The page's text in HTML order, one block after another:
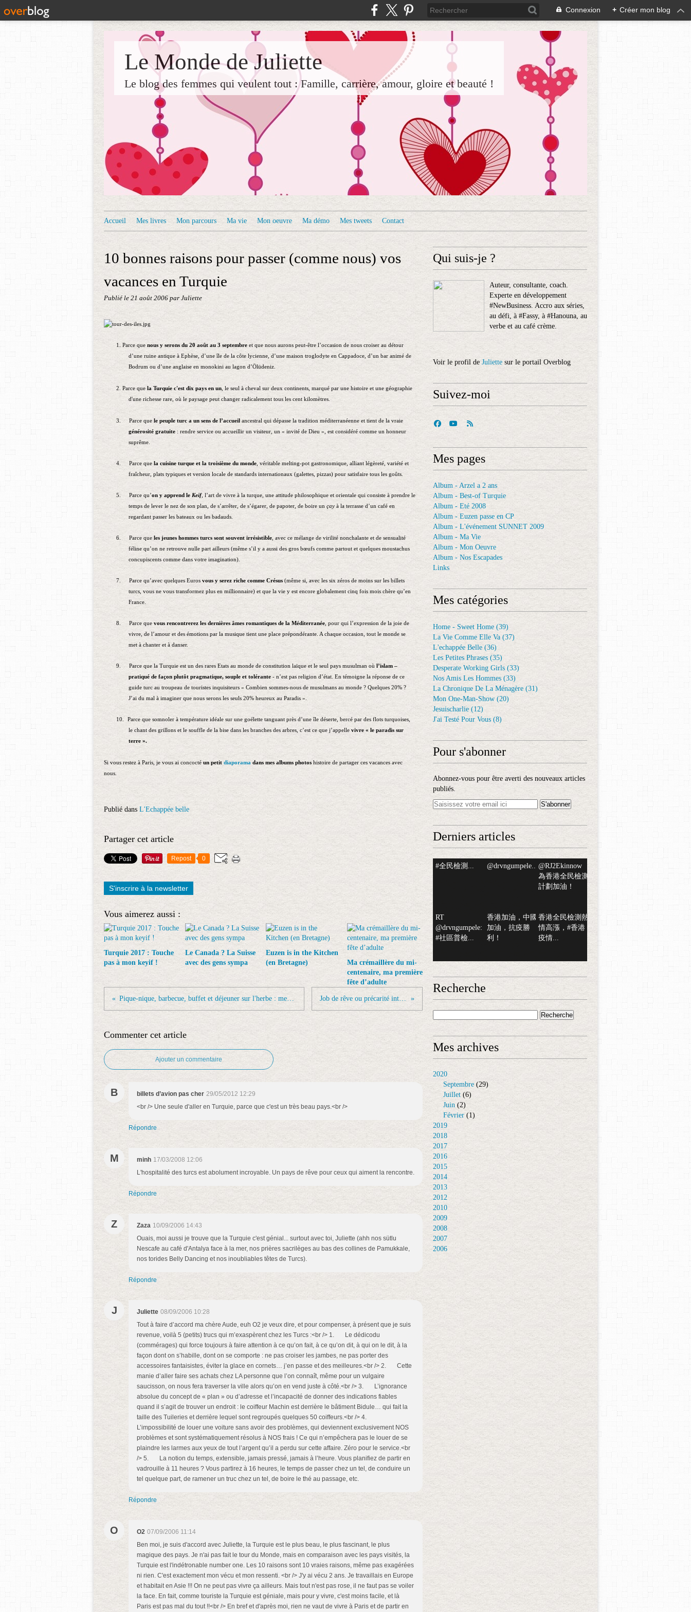
Connexion + Créer mon blog
Le Monde de Juliette
Le blog des femmes qui veulent tout : Famille, carrière, amour, gloire et beauté !
Accueil Mes livres Mon parcours Ma vie Mon oeuvre Ma démo Mes tweets Contact
10 bonnes raisons pour passer (comme nous) vos
vacances en Turquie
Publié le 21 août 2006 par Juliette
1 . Parce que nous y serons du 20 août au 3 septembre et que nous aurons peut-être l’occasion de nous croiser au détour
d’une ruine antique à Ephèse, d’une île de la côte lycienne, d’une maison troglodyte en Cappadoce, d’un bar animé de
Bodrum ou d’une anglaise en monokini au lagon d’Ölüdeniz.
2. Parce que la Turquie c'est dix pays en un , le seul à cheval sur deux continents, marqué par une histoire et une géographie
d'une richesse rare, où le paysage peut changer radicalement tous les cent kilomètres.
3. Parce que le peuple turc a un sens de l’accueil ancestral qui dépasse la tradition méditerranéenne et tient de la vraie
générosité gratuite : rendre service ou accueillir un visiteur, un « invité de Dieu », est considéré comme un honneur
suprême.
4. Parce que la cuisine turque et la troisième du monde , véritable melting-pot gastronomique, alliant légèreté, variété et
fraîcheur, plats typiques et version locale de standards internationaux (galettes, pizzas) pour satisfaire tous les goûts.
5. Parce qu’on y apprend le Keif, l’art de vivre à la turque, une attitude philosophique et orientale qui consiste à prendre le
temps de lever le nez de son plan, de s’arrêter, de s’égarer, de papoter, de boire un çay à la terrasse d’un café en
regardant passer les bateaux ou les badauds.
6. Parce que les jeunes hommes turcs sont souvent irrésistible , avec ce mélange de virilité nonchalante et de sensualité
féline qu’on ne retrouve nulle part ailleurs (même s’il y a aussi des gros bœufs comme partout et quelques moustachus
concupiscents comme dans votre imagination).
7. Parce qu’avec quelques Euros vous y serez riche comme Crésus (même si, avec les six zéros de moins sur les billets
turcs, vous ne vous transformez plus en millionnaire) et que la vie y est encore globalement cinq fois mois chère qu’en
France.
8. Parce que vous rencontrerez les dernières âmes romantiques de la Méditerranée , pour qui l’expression de la joie de
vivre, de l’amour et des émotions par la musique tient une place prépondérante. A chaque occasion, tout le monde se
met à chanter et à danser.
9. Parce que la Turquie est un des rares Etats au monde de constitution laïque et le seul pays musulman où l’islam –
pratiqué de façon plutôt pragmatique, souple et tolérante - n’est pas religion d’état. En témoigne la réponse de ce
guide turc au troupeau de touristes inquisiteurs « Combien sommes-nous de musulmans au monde ? Quelques 20% ?
J’ai du mal à imaginer que nous serons les seuls 20% heureux au Paradis ».
10.
Parce que somnoler à température idéale sur une goélette tanguant près d’une île déserte, bercé par des flots turquoises,
le chant des grillons et le souffle de la bise dans les branches des arbres, c’est ce que j’appelle vivre « le paradis sur
terre ».
Si vous restez à Paris, je vous ai concocté un petit diaporama dans mes albums photos histoire de partager ces vacances avec
nous.
Publié dans L'Echappée belle
Partager cet article
Repost 0
S'inscrire à la newsletter
Vous aimerez aussi :
Turquie 2017 : Touche
pas à mon keyif !
Le Canada ? La Suisse
avec des gens sympa
Euzen is in the Kitchen
(en Bretagne)
Ma crémaillère du mi-
centenaire, ma première
fête d’adulte
Pique-nique, barbecue, buffet et déjeuner sur l'herbe : mes meilleures recettes. Job de rêve ou précarité intellectuelle ?
Commenter cet article
Ajouter un commentaire
B billets d’avion pas cher 29/05/2012 12:29
<br /> Une seule d'aller en Turquie, parce que c'est un très beau pays.<br />
Répondre
M minh 17/03/2008 12:06
L'hospitalité des turcs est abolument incroyable. Un pays de rêve pour ceux qui aiment la rencontre.
Répondre
Z Zaza 10/09/2006 14:43
Ouais, moi aussi je trouve que la Turquie c'est génial... surtout avec toi, Juliette (ahh nos sütlu
Nescafe au café d'Antalya face à la mer, nos prières sacrilèges au bas des collines de Pamukkale,
nos torides Belly Dancing et nos inoubliables têtes de Turcs).
Répondre
J Juliette 08/09/2006 10:28
Tout à faire d’accord ma chère Aude, euh O2 je veux dire, et pour compenser, à présent que je suis
revenue, voilà 5 (petits) trucs qui m’exaspèrent chez les Turcs :<br /> 1. Le dédicodu
(commérages) qui force toujours à faire attention à ce qu’on fait, à ce qu’on dit, à qui on le dit, à la
façon dont on s’habille, dont on se comporte : ne pas croiser les jambes, ne pas porter des
accessoires fantaisistes, éviter la glace en cornets… j’en passe et des meilleures.<br /> 2. Cette
manie d’aller faire ses achats chez LA personne que l’on connaît, même pour un vulgaire
saucisson, on nous fera traverser la ville alors qu’on en vend juste à côté.<br /> 3. L’ignorance
absolue du concept de « plan » ou d’adresse et l’incapacité de donner des indications fiables
quand il s’agit de trouver un endroit : le coiffeur Machin est derrière le bâtiment Bidule… qui fait la
taille des Tuileries et derrière lequel sont regroupés quelques 50 coiffeurs.<br /> 4.
L’impossibilité de louer une voiture sans avoir des problèmes, qui deviennent exclusivement NOS
problèmes et sont systématiquement résolus à NOS frais ! Ce qui n’empêchera pas le louer de se
plaindre les larmes aux yeux de tout l’argent qu’il a perdu sur cette affaire. Zéro pour le service.<br
/> 5. La notion du temps, extensible, jamais pressé, jamais à l’heure. Vous planifiez de partir en
vadrouille à 11 heures ? Vous partirez à 16 heures, le temps de passer chez un tel, de conduire un
tel quelque part, de ramener un truc chez un tel, de boire le thé au passage, etc.
Répondre
O O2 07/09/2006 11:14
Ben moi, je suis d'accord avec Juliette, la Turquie est le plus beau, le plus fascinant, le plus
magique des pays. Je n'ai pas fait le tour du Monde, mais en comparaison avec les pays visités, la
Turquie est l'indétronable number one. Les 10 raisons sont 10 vraies raisons, même pas exagérées
ni rien. C'est exactement mon vécu et mon ressenti. <br /> J'y ai vécu 2 ans. Je travaillais en Europe
et habitait en Asie !!! On ne peut pas vivre ça ailleurs. Mais tout n'est pas rose, il ne faut pas se voiler
la face. En fait, comme touriste la Turquie est géniale, mais pour y vivre, c'est moins facile, et là
Paris est pas mal du tout !!<br /> En bref et d'après moi, rien ne vaut de vivre à Paris et de partir en
Qui suis-je ?
Auteur, consultante, coach.
Experte en développement
#NewBusiness. Accro aux séries,
au défi, à #Fassy, à #Hanouna, au
verbe et au café crème.
Voir le profil deJuliette sur le portail Overblog
Suivez-moi
Mes pages
Album - Arzel a 2 ans
Album - Best-of Turquie
Album - Eté 2008
Album - Euzen passe en CP
Album - L'événement SUNNET 2009
Album - Ma Vie
Album - Mon Oeuvre
Album - Nos Escapades
Links
Mes catégories
Home - Sweet Home (39)
La Vie Comme Elle Va (37)
L'echappée Belle (36)
Les Petites Phrases (35)
Desperate Working Girls (33)
Nos Amis Les Hommes (33)
La Chronique De La Ménagère (31)
Mon One-Man-Show (20)
Jesuischarlie (12)
J'ai Testé Pour Vous (8)
Pour s'abonner
Abonnez-vous pour être averti des nouveaux articles
publiés.
Derniers articles
#全民檢測... @drvngumpele... @RJ2Ekinnow
為香港全民檢測
計劃加油！
RT
@drvngumpele:
#社區普檢...
香港加油，中國
加油，抗疫勝
利！
香港全民檢測熱
情高漲，#香港
疫情...
Recherche
Mes archives
2020
Septembre (29)
Juillet (6)
Juin (2)
Février (1)
2019
2018
2017
2016
2015
2014
2013
2012
2010
2009
2008
2007
2006